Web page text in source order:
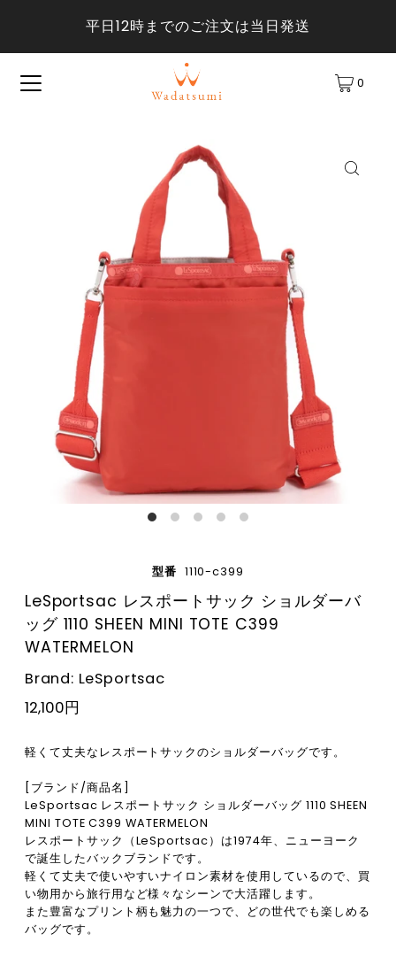
平日12時までのご注文は当日発送
0
型番 1110-c399
LeSportsac レスポートサック ショルダーバ
ッグ 1110 SHEEN MINI TOTE C399
WATERMELON
Brand: LeSportsac
12,100円
軽くて丈夫なレスポートサックのショルダーバッグです。
[ブランド/商品名]
LeSportsac レスポートサック ショルダーバッグ 1110 SHEEN
MINI TOTE C399 WATERMELON
レスポートサック（LeSportsac）は1974年、ニューヨーク
で誕生したバックブランドです。
軽くて丈夫で使いやすいナイロン素材を使用しているので、買
い物用から旅行用など様々なシーンで大活躍します。
また豊富なプリント柄も魅力の一つで、どの世代でも楽しめる
バッグです。